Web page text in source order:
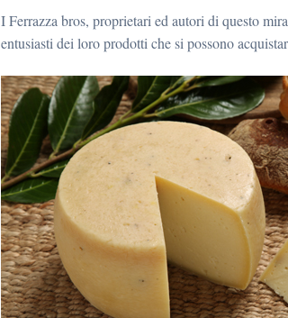
I Ferrazza bros, proprietari ed autori di questo
entusiasti dei loro prodotti che si possono